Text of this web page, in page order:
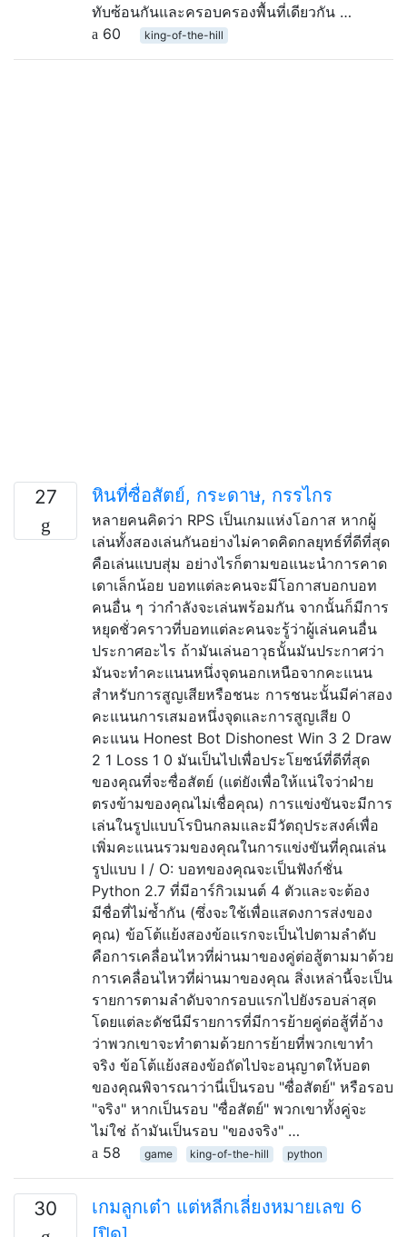
ทับซ้อนกันและครอบครองพื้นที่เดียวกัน …
60
king-of-the-hill
27 หินที่ซื่อสัตย์, กระดาษ, กรรไกร
หลายคนคิดว่า RPS เป็นเกมแห่งโอกาส หากผู้
เล่นทั้งสองเล่นกันอย่างไม่คาดคิดกลยุทธ์ที่ดีที่สุด
คือเล่นแบบสุ่ม อย่างไรก็ตามขอแนะนำการคาด
เดาเล็กน้อย บอทแต่ละคนจะมีโอกาสบอกบอท
คนอื่น ๆ ว่ากำลังจะเล่นพร้อมกัน จากนั้นก็มีการ
หยุดชั่วคราวที่บอทแต่ละคนจะรู้ว่าผู้เล่นคนอื่น
ประกาศอะไร ถ้ามันเล่นอาวุธนั้นมันประกาศว่า
มันจะทำคะแนนหนึ่งจุดนอกเหนือจากคะแนน
สำหรับการสูญเสียหรือชนะ การชนะนั้นมีค่าสอง
คะแนนการเสมอหนึ่งจุดและการสูญเสีย 0
คะแนน Honest Bot Dishonest Win 3 2 Draw
2 1 Loss 1 0 มันเป็นไปเพื่อประโยชน์ที่ดีที่สุด
ของคุณที่จะซื่อสัตย์ (แต่ยังเพื่อให้แน่ใจว่าฝ่าย
ตรงข้ามของคุณไม่เชื่อคุณ) การแข่งขันจะมีการ
เล่นในรูปแบบโรบินกลมและมีวัตถุประสงค์เพื่อ
เพิ่มคะแนนรวมของคุณในการแข่งขันที่คุณเล่น
รูปแบบ I / O: บอทของคุณจะเป็นฟังก์ชั่น
Python 2.7 ที่มีอาร์กิวเมนต์ 4 ตัวและจะต้อง
มีชื่อที่ไม่ซ้ำกัน (ซึ่งจะใช้เพื่อแสดงการส่งของ
คุณ) ข้อโต้แย้งสองข้อแรกจะเป็นไปตามลำดับ
คือการเคลื่อนไหวที่ผ่านมาของคู่ต่อสู้ตามมาด้วย
การเคลื่อนไหวที่ผ่านมาของคุณ สิ่งเหล่านี้จะเป็น
รายการตามลำดับจากรอบแรกไปยังรอบล่าสุด
โดยแต่ละดัชนีมีรายการที่มีการย้ายคู่ต่อสู้ที่อ้าง
ว่าพวกเขาจะทำตามด้วยการย้ายที่พวกเขาทำ
จริง ข้อโต้แย้งสองข้อถัดไปจะอนุญาตให้บอต
ของคุณพิจารณาว่านี่เป็นรอบ "ซื่อสัตย์" หรือรอบ
"จริง" หากเป็นรอบ "ซื่อสัตย์" พวกเขาทั้งคู่จะ
ไม่ใช่ ถ้ามันเป็นรอบ "ของจริง" …
58
game king-of-the-hill python
30
เกมลูกเต๋า แต่หลีกเลี่ยงหมายเลข 6